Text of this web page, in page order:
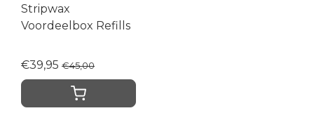
Stripwax
Voordeelbox Refills
€39,95 €45,00